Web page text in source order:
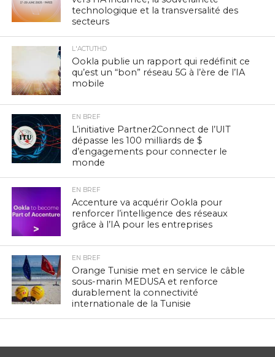
technologique et la transversalité des
secteurs
L'ACTUTHD
Ookla publie un rapport qui redéfinit ce
qu’est un “bon” réseau 5G à l’ère de l’IA
mobile
EN BREF
L’initiative Partner2Connect de l’UIT
dépasse les 100 milliards de $
d’engagements pour connecter le
monde
EN BREF
Accenture va acquérir Ookla pour
renforcer l’intelligence des réseaux
grâce à l’IA pour les entreprises
EN BREF
Orange Tunisie met en service le câble
sous-marin MEDUSA et renforce
durablement la connectivité
internationale de la Tunisie